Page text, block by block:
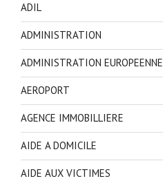
ADIL
ADMINISTRATION
ADMINISTRATION EUROPEENNE
AEROPORT
AGENCE IMMOBILLIERE
AIDE A DOMICILE
AIDE AUX VICTIMES